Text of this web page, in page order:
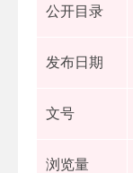
公开目录
发布日期
文号
浏览量